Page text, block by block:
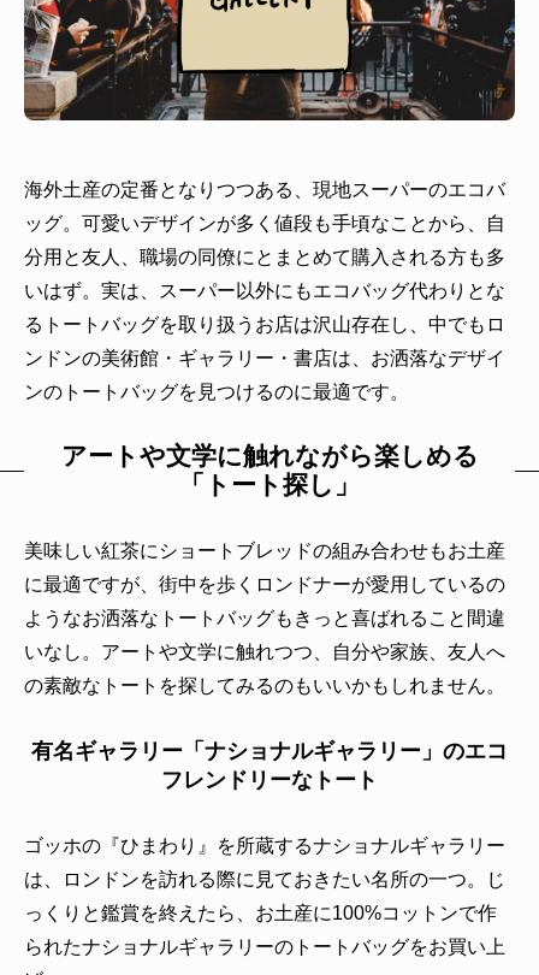
海外土産の定番となりつつある、現地スーパーのエコバ
ッグ。可愛いデザインが多く値段も手頃なことから、自
分用と友人、職場の同僚にとまとめて購入される方も多
いはず。 実は、スーパー以外にもエコバッグ代わりとな
るトートバッグを取り扱うお店は沢山存在し、中でもロ
ンドンの美術館・ギャラリー・書店は、お洒落なデザイ
ンのトートバッグを見つけるのに最適です。
アートや文学に触れながら楽しめる
「トート探し」
美味しい紅茶にショートブレッドの組み合わせもお土産
に最適ですが、街中を歩くロンドナーが愛用しているの
ようなお洒落なトートバッグもきっと喜ばれること間違
いなし。アートや文学に触れつつ、自分や家族、友人へ
の素敵なトートを探してみるのもいいかもしれません。
有名ギャラリー「ナショナルギャラリー」のエコ
フレンドリーなトート
ゴッホの『ひまわり』を所蔵するナショナルギャラリー
は、ロンドンを訪れる際に見ておきたい名所の一つ。じ
っくりと鑑賞を終えたら、お土産に100%コットンで作
られたナショナルギャラリーのトートバッグをお買い上